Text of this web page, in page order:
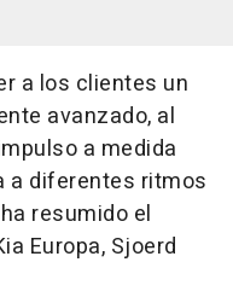
a los clientes un
avanzado, al
a medida
a diferentes ritmos
resumido el
Europa, Sjoerd